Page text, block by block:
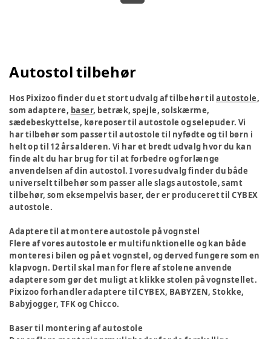
Autostol tilbehør
Hos Pixizoo finder du et stort udvalg af tilbehør tilautostole,
som adaptere, baser, betræk, spejle, solskærme,
sædebeskyttelse, køreposer til autostole og selepuder. Vi
har tilbehør som passer til autostole til nyfødte og til børn i
helt op til 12 års alderen. Vi har et bredt udvalg hvor du kan
finde alt du har brug for til at forbedre og forlænge
anvendelsen af din autostol. I vores udvalg finder du både
universelt tilbehør som passer alle slags autostole, samt
tilbehør, som eksempelvis baser, der er produceret til CYBEX
autostole.
Adaptere til at montere autostole på vognstel
Flere af vores autostole er multifunktionelle og kan både
monteres i bilen og på et vognstel, og derved fungere som en
klapvogn. Dertil skal man for flere af stolene anvende
adaptere som gør det muligt at klikke stolen på vognstellet.
Pixizoo forhandler adaptere til CYBEX, BABYZEN, Stokke,
Babyjogger, TFK og Chicco.
Baser til montering af autostole